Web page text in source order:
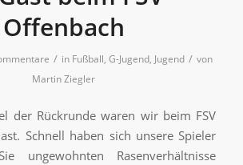
Offenbach
/ in Fußball, G-Jugend, Jugend / von
Martin Ziegler
der Rückrunde waren wir beim FSV
Schnell haben sich unsere Spieler
Rasenverhältnisse